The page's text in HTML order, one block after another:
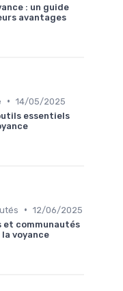
: un guide
avantages
• 14/05/2025
essentiels
• 12/06/2025
et communautés
voyance